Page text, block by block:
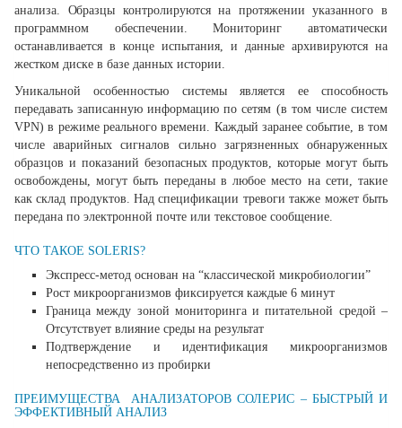
анализа. Образцы контролируются на протяжении указанного в
программном обеспечении. Мониторинг автоматически
останавливается в конце испытания, и данные архивируются на
жестком диске в базе данных истории.
Уникальной особенностью системы является ее способность
передавать записанную информацию по сетям (в том числе систем
VPN) в режиме реального времени. Каждый заранее событие, в том
числе аварийных сигналов сильно загрязненных обнаруженных
образцов и показаний безопасных продуктов, которые могут быть
освобождены, могут быть переданы в любое место на сети, такие
как склад продуктов. Над спецификации тревоги также может быть
передана по электронной почте или текстовое сообщение.
ЧТО ТАКОЕ SOLERIS?
Экспресс-метод основан на “классической микробиологии”
Рост микроорганизмов фиксируется каждые 6 минут
Граница между зоной мониторинга и питательной средой –
Отсутствует влияние среды на результат
Подтверждение и идентификация микроорганизмов
непосредственно из пробирки
ПРЕИМУЩЕСТВА АНАЛИЗАТОРОВ СОЛЕРИС – БЫСТРЫЙ И
ЭФФЕКТИВНЫЙ АНАЛИЗ